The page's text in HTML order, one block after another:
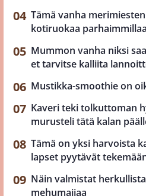
Tämä vanha
kotiruokaa
Mummon vanha niksi
et tarvitse kalliita
Mustikka-smoothie on
Kaveri teki tolkuttoman
murusteli tätä kalan
Tämä on yksi harvoista
lapset pyytävät
Näin valmistat
mehumaijaa